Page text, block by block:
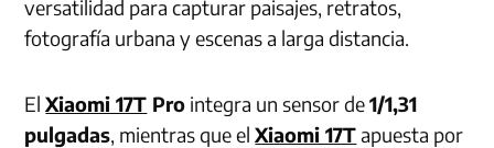
versatilidad para capturar paisajes, retratos,
fotografía urbana y escenas a larga distancia.
ElXiaomi 17T Pro integra un sensor de1/1,31
pulgadas, mientras que elXiaomi 17Tapuesta por